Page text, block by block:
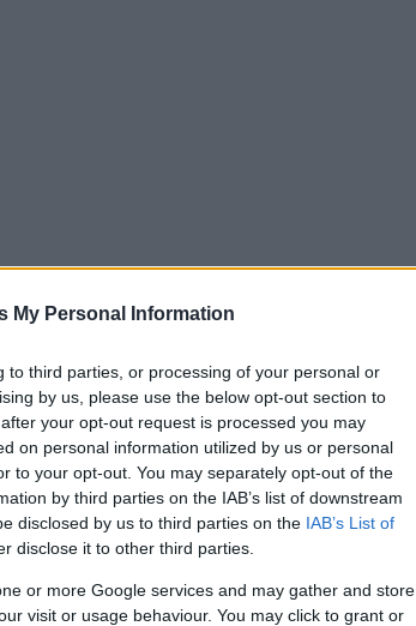
My Personal Information
to third parties, or processing of your personal or
by us, please use the below opt-out section to
your opt-out request is processed you may
on personal information utilized by us or personal
to your opt-out. You may separately opt-out of the
by third parties on the IAB’s list of downstream
disclosed by us to third parties on the IAB’s List of
disclose it to other third parties.
or more Google services and may gather and store
visit or usage behaviour. You may click to grant or